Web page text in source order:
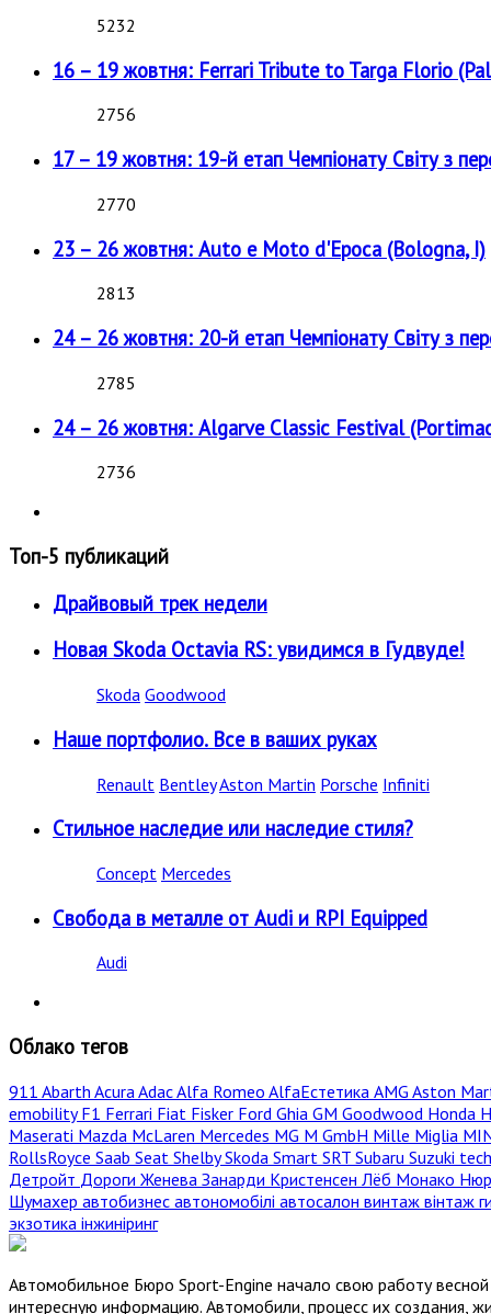
5232
16 – 19 жовтня: Ferrari Tribute to Targa Florio
2756
17 – 19 жовтня: 19-й етап Чемпіонату Світу з
2770
23 – 26 жовтня: Auto e Moto d'Epoca (Bologna, I)
2813
24 – 26 жовтня: 20-й етап Чемпіонату Світу з
2785
24 – 26 жовтня: Algarve Classic Festival
2736
Топ-5 публикаций
Драйвовый трек недели
Новая Skoda Octavia RS: увидимся в Гудвуде!
Skoda Goodwood
Наше портфолио. Все в ваших руках
Renault BentleyAston Martin Porsche Infiniti
Стильное наследие или наследие стиля?
Concept Mercedes
Свобода в металле от Audi и RPI Equipped
Audi
Облако тегов
911 Abarth Acura AdacAlfa Romeo AlfaЕстетика AMG Aston
emobilityF1 Ferrari Fiat Fisker Ford Ghia GM Goodwood Honda
Maserati Mazda McLaren Mercedes MG M GmbH Mille Miglia
RollsRoyce Saab Seat ShelbySkoda Smart SRT Subaru Suzuki
Детройт Дороги Женева Занарди Кристенсен Лёб Монако
Шумахер автобизнес автономобілі автосалон винтаж вінтаж
экзотика інжиніринг
Автомобильное Бюро Sport-Engine начало свою работу
интересную информацию. Автомобили, процесс их создания,